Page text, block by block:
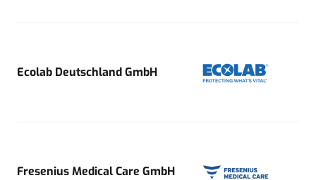
Ecolab Deutschland GmbH
Fresenius Medical Care GmbH